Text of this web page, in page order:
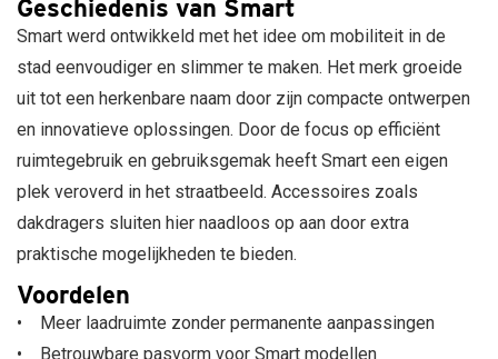
Geschiedenis van Smart
Smart werd ontwikkeld met het idee om mobiliteit in de
stad eenvoudiger en slimmer te maken. Het merk groeide
uit tot een herkenbare naam door zijn compacte ontwerpen
en innovatieve oplossingen. Door de focus op efficiënt
ruimtegebruik en gebruiksgemak heeft Smart een eigen
plek veroverd in het straatbeeld. Accessoires zoals
dakdragers sluiten hier naadloos op aan door extra
praktische mogelijkheden te bieden.
Voordelen
• Meer laadruimte zonder permanente aanpassingen
• Betrouwbare pasvorm voor Smart modellen